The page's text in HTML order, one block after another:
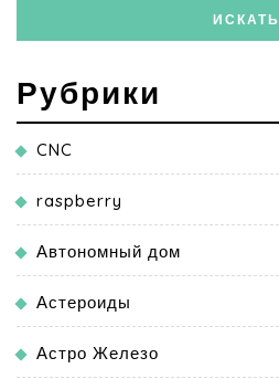
Рубрики
CNC
raspberry
Автономный дом
Астероиды
Астро Железо